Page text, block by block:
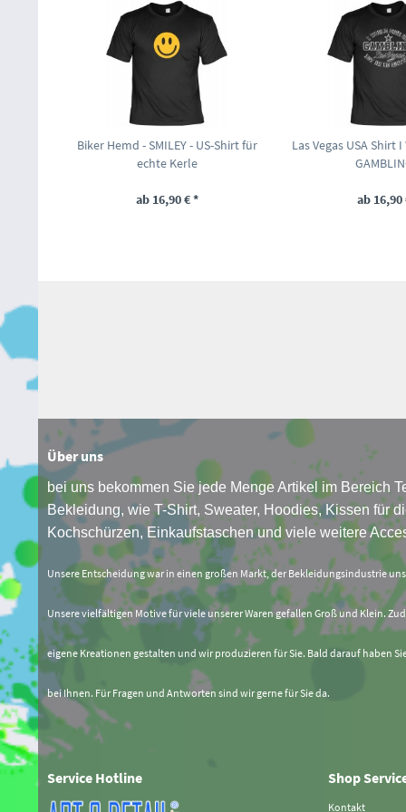
Biker Hemd - SMILEY - US-Shirt für
echte Kerle
ab 16,90 € *
Las Vegas USA Shirt
ab 16,90
Über uns
bei uns bekommen Sie jede Menge Artikel im Bereich
Bekleidung, wie T-Shirt, Sweater, Hoodies, Kissen für
Kochschürzen, Einkaufstaschen und viele weitere
Unsere Entscheidung war in einen großen Markt, der Bekleidungsindustrie
Unsere vielfältigen Motive für viele unserer Waren gefallen Groß und Klein.
eigene Kreationen gestalten und wir produzieren für Sie. Bald darauf haben
bei Ihnen. Für Fragen und Antworten sind wir gerne für Sie da.
Service Hotline Shop
Kontakt